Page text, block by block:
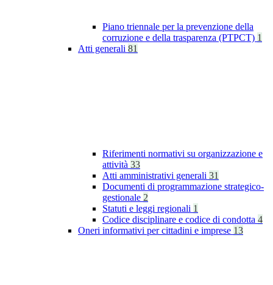
Piano triennale per la prevenzione della
corruzione e della trasparenza (PTPCT) 1
Atti generali 81
Riferimenti normativi su organizzazione e
attività 33
Atti amministrativi generali 31
Documenti di programmazione strategico-
gestionale 2
Statuti e leggi regionali 1
Codice disciplinare e codice di condotta 4
Oneri informativi per cittadini e imprese 13